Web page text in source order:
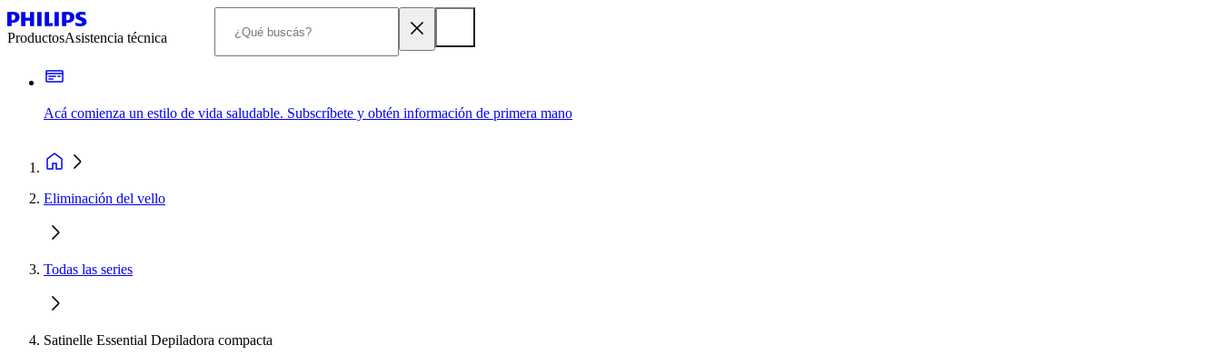
ProductosAsistencia técnica
Acá comienza un estilo de vida saludable. Subscríbete y obtén información de primera mano
Eliminación del vello
Todas las series
Satinelle Essential Depiladora compacta